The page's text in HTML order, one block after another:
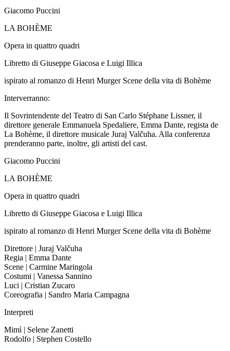
Giacomo Puccini
LA BOHÈME
Opera in quattro quadri
Libretto di Giuseppe Giacosa e Luigi Illica
ispirato al romanzo di Henri Murger Scene della vita di Bohème
Interverranno:
Il Sovrintendente del Teatro di San Carlo Stéphane Lissner, il
direttore generale Emmanuela Spedaliere, Emma Dante, regista de
La Bohème, il direttore musicale Juraj Valčuha. Alla conferenza
prenderanno parte, inoltre, gli artisti del cast.
Giacomo Puccini
LA BOHÈME
Opera in quattro quadri
Libretto di Giuseppe Giacosa e Luigi Illica
ispirato al romanzo di Henri Murger Scene della vita di Bohème
Direttore | Juraj Valčuha
Regia | Emma Dante
Scene | Carmine Maringola
Costumi | Vanessa Sannino
Luci | Cristian Zucaro
Coreografia | Sandro Maria Campagna
Interpreti
Mimì | Selene Zanetti
Rodolfo | Stephen Costello